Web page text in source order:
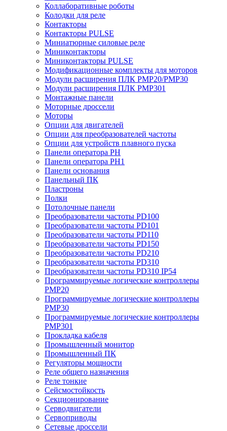
Коллаборативные роботы
Колодки для реле
Контакторы
Контакторы PULSE
Миниатюрные силовые реле
Миниконтакторы
Миниконтакторы PULSE
Модификационные комплекты для моторов
Модули расширения ПЛК PMP20/PMP30
Модули расширения ПЛК PMP301
Монтажные панели
Моторные дроссели
Моторы
Опции для двигателей
Опции для преобразователей частоты
Опции для устройств плавного пуска
Панели оператора PH
Панели оператора PH1
Панели основания
Панельный ПК
Пластроны
Полки
Потолочные панели
Преобразователи частоты PD100
Преобразователи частоты PD101
Преобразователи частоты PD110
Преобразователи частоты PD150
Преобразователи частоты PD210
Преобразователи частоты PD310
Преобразователи частоты PD310 IP54
Программируемые логические контроллеры
PMP20
Программируемые логические контроллеры
PMP30
Программируемые логические контроллеры
PMP301
Прокладка кабеля
Промышленный монитор
Промышленный ПК
Регуляторы мощности
Реле общего назначения
Реле тонкие
Сейсмостойкость
Секционирование
Серводвигатели
Сервоприводы
Сетевые дроссели